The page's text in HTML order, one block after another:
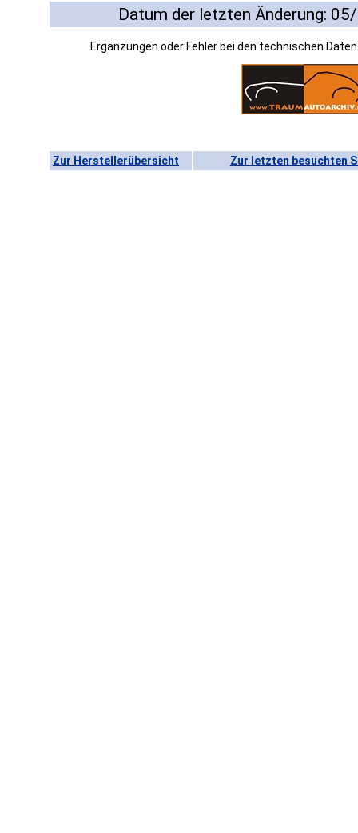
Datum der letzten Änderung:
Ergänzungen oder Fehler bei den technischen
Zur Herstellerübersicht Zur letzten besuchten